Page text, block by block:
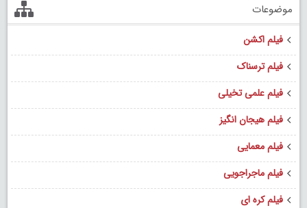
موضوعات
فیلم اکشن
فیلم ترسناک
فیلم علمی تخیلی
فیلم هیجان انگیز
فیلم معمایی
فیلم ماجراجویی
فیلم کره ای